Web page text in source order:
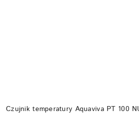
Czujnik temperatury Aquaviva PT 100